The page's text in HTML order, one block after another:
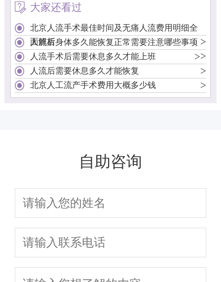
大家还看过
北京人流手术最佳时间及无痛人流费用明细全
面解析
>
人流后身体多久能恢复正常需要注意哪些事项
>
人流手术后需要休息多久才能上班 >
人流后需要休息多久才能恢复 >
北京人工流产手术费用大概多少钱 >
自助咨询